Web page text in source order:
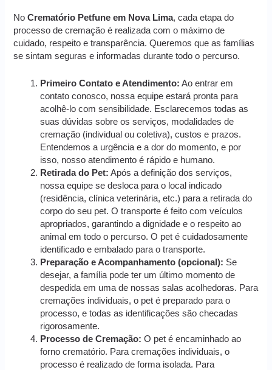
NoCrematório Petfune em Nova Lima, cada etapa do
processo de cremação é realizada com o máximo de
cuidado, respeito e transparência. Queremos que as famílias
se sintam seguras e informadas durante todo o percurso.
Primeiro Contato e Atendimento: Ao entrar em
contato conosco, nossa equipe estará pronta para
acolhê-lo com sensibilidade. Esclarecemos todas as
suas dúvidas sobre os serviços, modalidades de
cremação (individual ou coletiva), custos e prazos.
Entendemos a urgência e a dor do momento, e por
isso, nosso atendimento é rápido e humano.
Retirada do Pet: Após a definição dos serviços,
nossa equipe se desloca para o local indicado
(residência, clínica veterinária, etc.) para a retirada do
corpo do seu pet. O transporte é feito com veículos
apropriados, garantindo a dignidade e o respeito ao
animal em todo o percurso. O pet é cuidadosamente
identificado e embalado para o transporte.
Preparação e Acompanhamento (opcional): Se
desejar, a família pode ter um último momento de
despedida em uma de nossas salas acolhedoras. Para
cremações individuais, o pet é preparado para o
processo, e todas as identificações são checadas
rigorosamente.
Processo de Cremação: O pet é encaminhado ao
forno crematório. Para cremações individuais, o
processo é realizado de forma isolada. Para